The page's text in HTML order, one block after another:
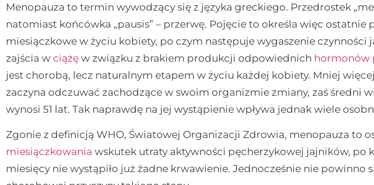
Menopauza to termin wywodzący się z języka greckiego. Przedrostek
natomiast końcówka „pausis” – przerwę. Pojęcie to określa więc ostatnie
miesiączkowe w życiu kobiety, po czym następuje wygaszenie czynności
zajścia w ciążę w związku z brakiem produkcji odpowiednich hormonów
jest chorobą, lecz naturalnym etapem w życiu każdej kobiety. Mniej
zaczyna odczuwać zachodzące w swoim organizmie zmiany, zaś średni
wynosi 51 lat. Tak naprawdę na jej wystąpienie wpływa jednak wiele
Zgonie z definicją WHO, Światowej Organizacji Zdrowia, menopauza to
miesiączkowania wskutek utraty aktywności pęcherzykowej jajników, po
miesięcy nie wystąpiło już żadne krwawienie. Jednocześnie nie powinno